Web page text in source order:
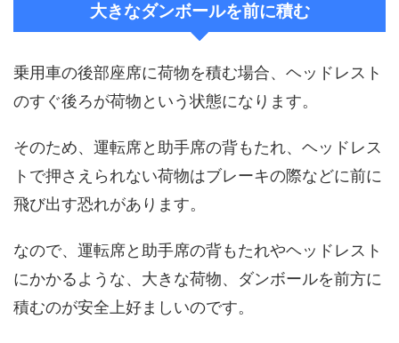
大きなダンボールを前に積む
乗用車の後部座席に荷物を積む場合、ヘッドレスト
のすぐ後ろが荷物という状態になります。
そのため、運転席と助手席の背もたれ、ヘッドレス
トで押さえられない荷物はブレーキの際などに前に
飛び出す恐れがあります。
なので、運転席と助手席の背もたれやヘッドレスト
にかかるような、大きな荷物、ダンボールを前方に
積むのが安全上好ましいのです。